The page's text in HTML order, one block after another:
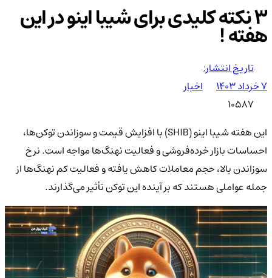
3 نکته کلیدی برای شیبا اینو در این
هفته !
تاریخ انتشار:
۷ خرداد ۱۴۰۳
اخبار
10587
این هفته شیبا اینو (SHIB) با افزایش قیمت و سوزاندن توکن‌ها،
احساسات بازار خرده‌فروشی و فعالیت نهنگ‌ها مواجه است. نرخ
سوزاندن بالا، حجم معاملات کاهش یافته و فعالیت کم نهنگ‌ها از
جمله عواملی هستند که بر آینده این توکن تأثیر می‌گذارند.